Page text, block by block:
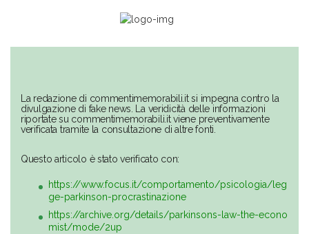
La redazione di commentimemorabili.it si impegna contro la
divulgazione di fake news. La veridicità delle informazioni
riportate su commentimemorabili.it viene preventivamente
verificata tramite la consultazione di altre fonti.
Questo articolo è stato verificato con:
https://www.focus.it/comportamento/psicologia/leg
ge-parkinson-procrastinazione
https://archive.org/details/parkinsons-law-the-econo
mist/mode/2up